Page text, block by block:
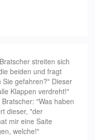
streiten sich
beiden und fragt
Sie gefahren?" Dieser
Klappen verdreht!"
"Was haben
dieser, "der
mir eine Saite
welche!"